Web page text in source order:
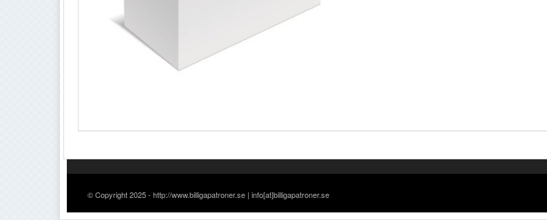
© Copyright 2025 - http://www.billigapatroner.se | info[at]billigapatroner.se